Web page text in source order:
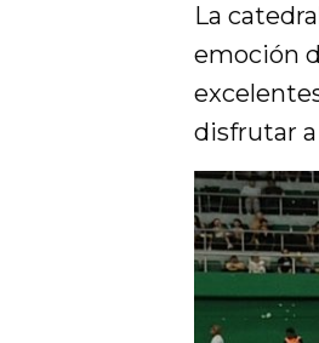
La
emoción
disfrutar a